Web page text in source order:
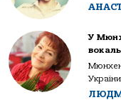
У